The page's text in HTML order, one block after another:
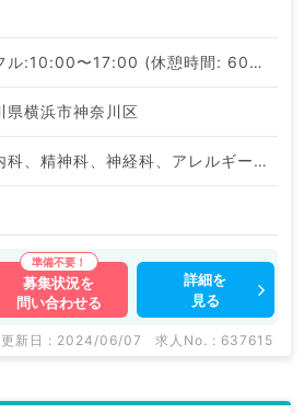
日勤フル:10:00〜17:00 (休憩時間: 60分)
県横浜市神奈川区
神経内科、精神科、神経科、アレルギー科、リウマチ科、小児科、整形外科、形成外科、美容外科、脳神経外科、呼吸器外科、心臓血管外科、小児外科、皮膚科、泌尿器科、産婦人科、産科、婦人科、眼科、耳鼻咽喉科、気管食道科、放射線科、リハビリテーション科、麻酔科、ペインクリニック、人工透析科、緩和ケア科、一般内科、循環器内科、呼吸器内科、消化器内科、内分泌・代謝内科、腎臓内科、老年内科、血液内科、外科系全般、一般外科、消化器外科、乳腺外科、総合診療科、美容皮膚科、健診・人間ドック、救急科・ＩＣＵ、病理科、基礎医学系、膠原病科、スポーツ整形外科、大腸・肛門外科、その他、科目不問
募集状況を
問い合わせる
詳細を
見る
更新日 : 2024/06/07 求人No. : 637615